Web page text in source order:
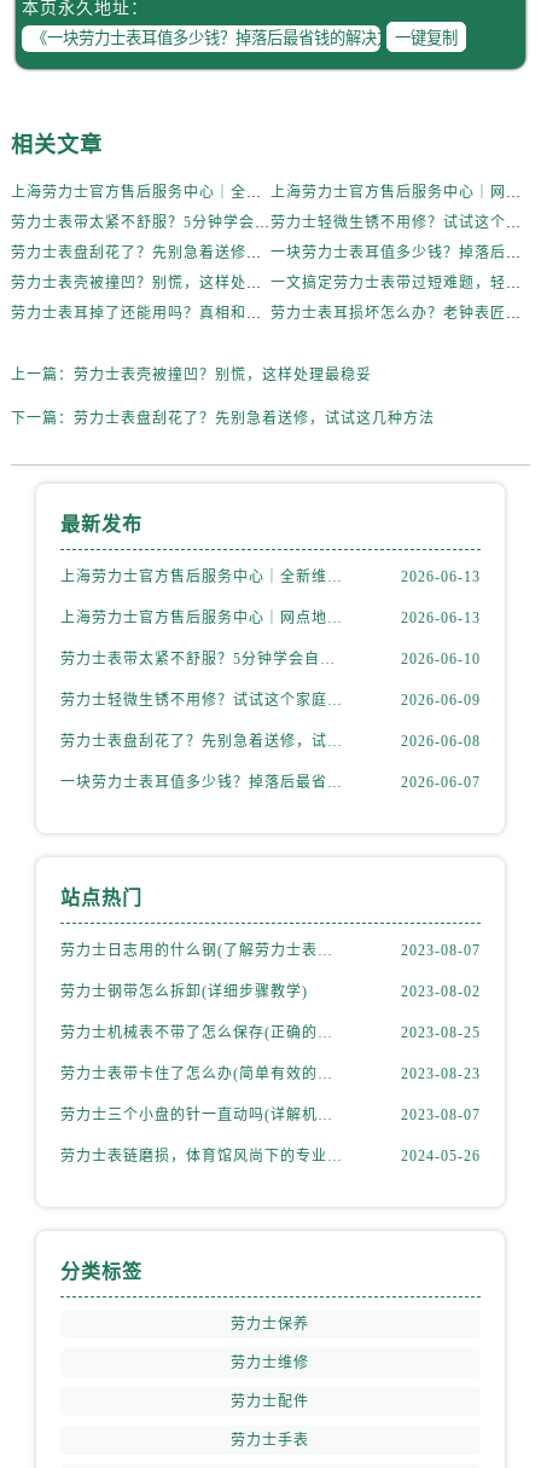
本页永久地址：
一键复制
相关文章
上海劳力士官方售后服务中心｜全新维修门店地址及电话权威信息公示（2026年6月最新）
上海劳力士官方售后服务中心｜网点地址与电话权威信息公示（2026年6月最新）
劳力士表带太紧不舒服？5分钟学会自己调节长度
劳力士轻微生锈不用修？试试这个家庭小妙方
劳力士表盘刮花了？先别急着送修，试试这几种方法
一块劳力士表耳值多少钱？掉落后最省钱的解决方式
劳力士表壳被撞凹？别慌，这样处理最稳妥
一文搞定劳力士表带过短难题，轻松佩戴不将就
劳力士表耳掉了还能用吗？真相和解决方案来了
劳力士表耳损坏怎么办？老钟表匠透露关键技巧
上一篇： 劳力士表壳被撞凹？别慌，这样处理最稳妥
下一篇： 劳力士表盘刮花了？先别急着送修，试试这几种方法
最新发布
上海劳力士官方售后服务中心｜全新维修门店地址及电话权威信息公示（2026年6月最新） 2026-06-13
上海劳力士官方售后服务中心｜网点地址与电话权威信息公示（2026年6月最新） 2026-06-13
劳力士表带太紧不舒服？5分钟学会自己调节长度 2026-06-10
劳力士轻微生锈不用修？试试这个家庭小妙方 2026-06-09
劳力士表盘刮花了？先别急着送修，试试这几种方法 2026-06-08
一块劳力士表耳值多少钱？掉落后最省钱的解决方式 2026-06-07
站点热门
劳力士日志用的什么钢(了解劳力士表款材质选择) 2023-08-07
劳力士钢带怎么拆卸(详细步骤教学) 2023-08-02
劳力士机械表不带了怎么保存(正确的方法和注意事项) 2023-08-25
劳力士表带卡住了怎么办(简单有效的解决方法) 2023-08-23
劳力士三个小盘的针一直动吗(详解机械表小盘指针运行规律) 2023-08-07
劳力士表链磨损，体育馆风尚下的专业修复之道 2024-05-26
分类标签
劳力士保养
劳力士维修
劳力士配件
劳力士手表